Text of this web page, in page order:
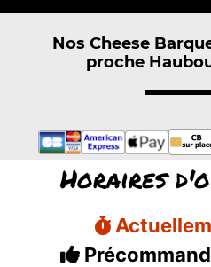
Nos Cheese
proche
Horaires